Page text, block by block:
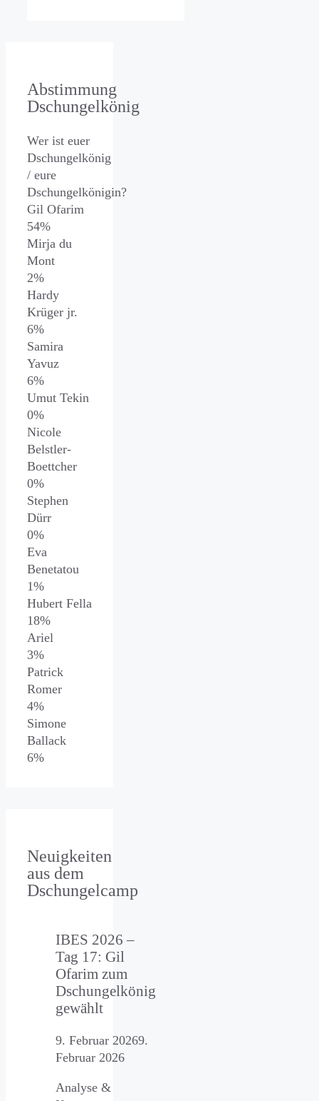
Abstimmung
Dschungelkönig
Wer ist euer
Dschungelkönig
/ eure
Dschungelkönigin?
Gil Ofarim
54%
Mirja du
Mont
2%
Hardy
Krüger jr.
6%
Samira
Yavuz
6%
Umut Tekin
0%
Nicole
Belstler-
Boettcher
0%
Stephen
Dürr
0%
Eva
Benetatou
1%
Hubert Fella
18%
Ariel
3%
Patrick
Romer
4%
Simone
Ballack
6%
Neuigkeiten
aus dem
Dschungelcamp
IBES 2026 –
Tag 17: Gil
Ofarim zum
Dschungelkönig
gewählt
9. Februar 20269.
Februar 2026
Analyse &